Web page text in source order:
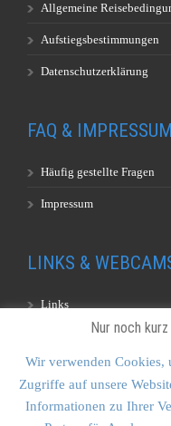
Allgemeine
Aufstiegsbestimmungen
Datenschutzerklärung
FAQ & IMPRESSUM
Häufig gestellte Fragen
Impressum
LINKS &
Links
KONTAKT &
Nur noch
Wir verwenden Cookies,
Zugriffe auf unsere
Informationen zu Ihrer